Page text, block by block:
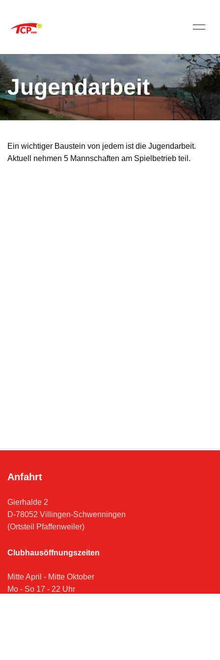
Jugendarbeit
Ein wichtiger Baustein von jedem ist die Jugendarbeit.
Aktuell nehmen 5 Mannschaften am Spielbetrieb teil.
Anfahrt
Gierhalde 2
D-78052 Villingen-Schwenningen
(Ortsteil Pfaffenweiler)
Clubhausöffnungszeiten
Mitte April - Mitte Oktober
Mo - So 17 - 22 Uhr